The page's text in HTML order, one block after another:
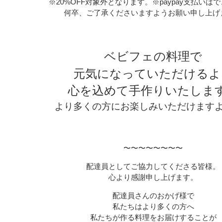
※20%OFF対象外となります。※paypay支払いはで
何卒、ご了承くださいますようお願い申し上げ
ベビフェの料理で
元気になっていただける
心を込めて手作りいたしま
より多くの方にお楽しみいただけます
〜〜〜〜〜〜〜〜
配達員としてご協力してくださる皆様。
心より感謝申し上げます。
配達員さんのおかげ様で
私たちはより多くの方へ
私たちが作る料理をお届けすることが